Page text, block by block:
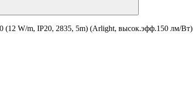
(12 W/m, IP20, 2835, 5m) (Arlight, высок.эфф.150 лм/Вт)